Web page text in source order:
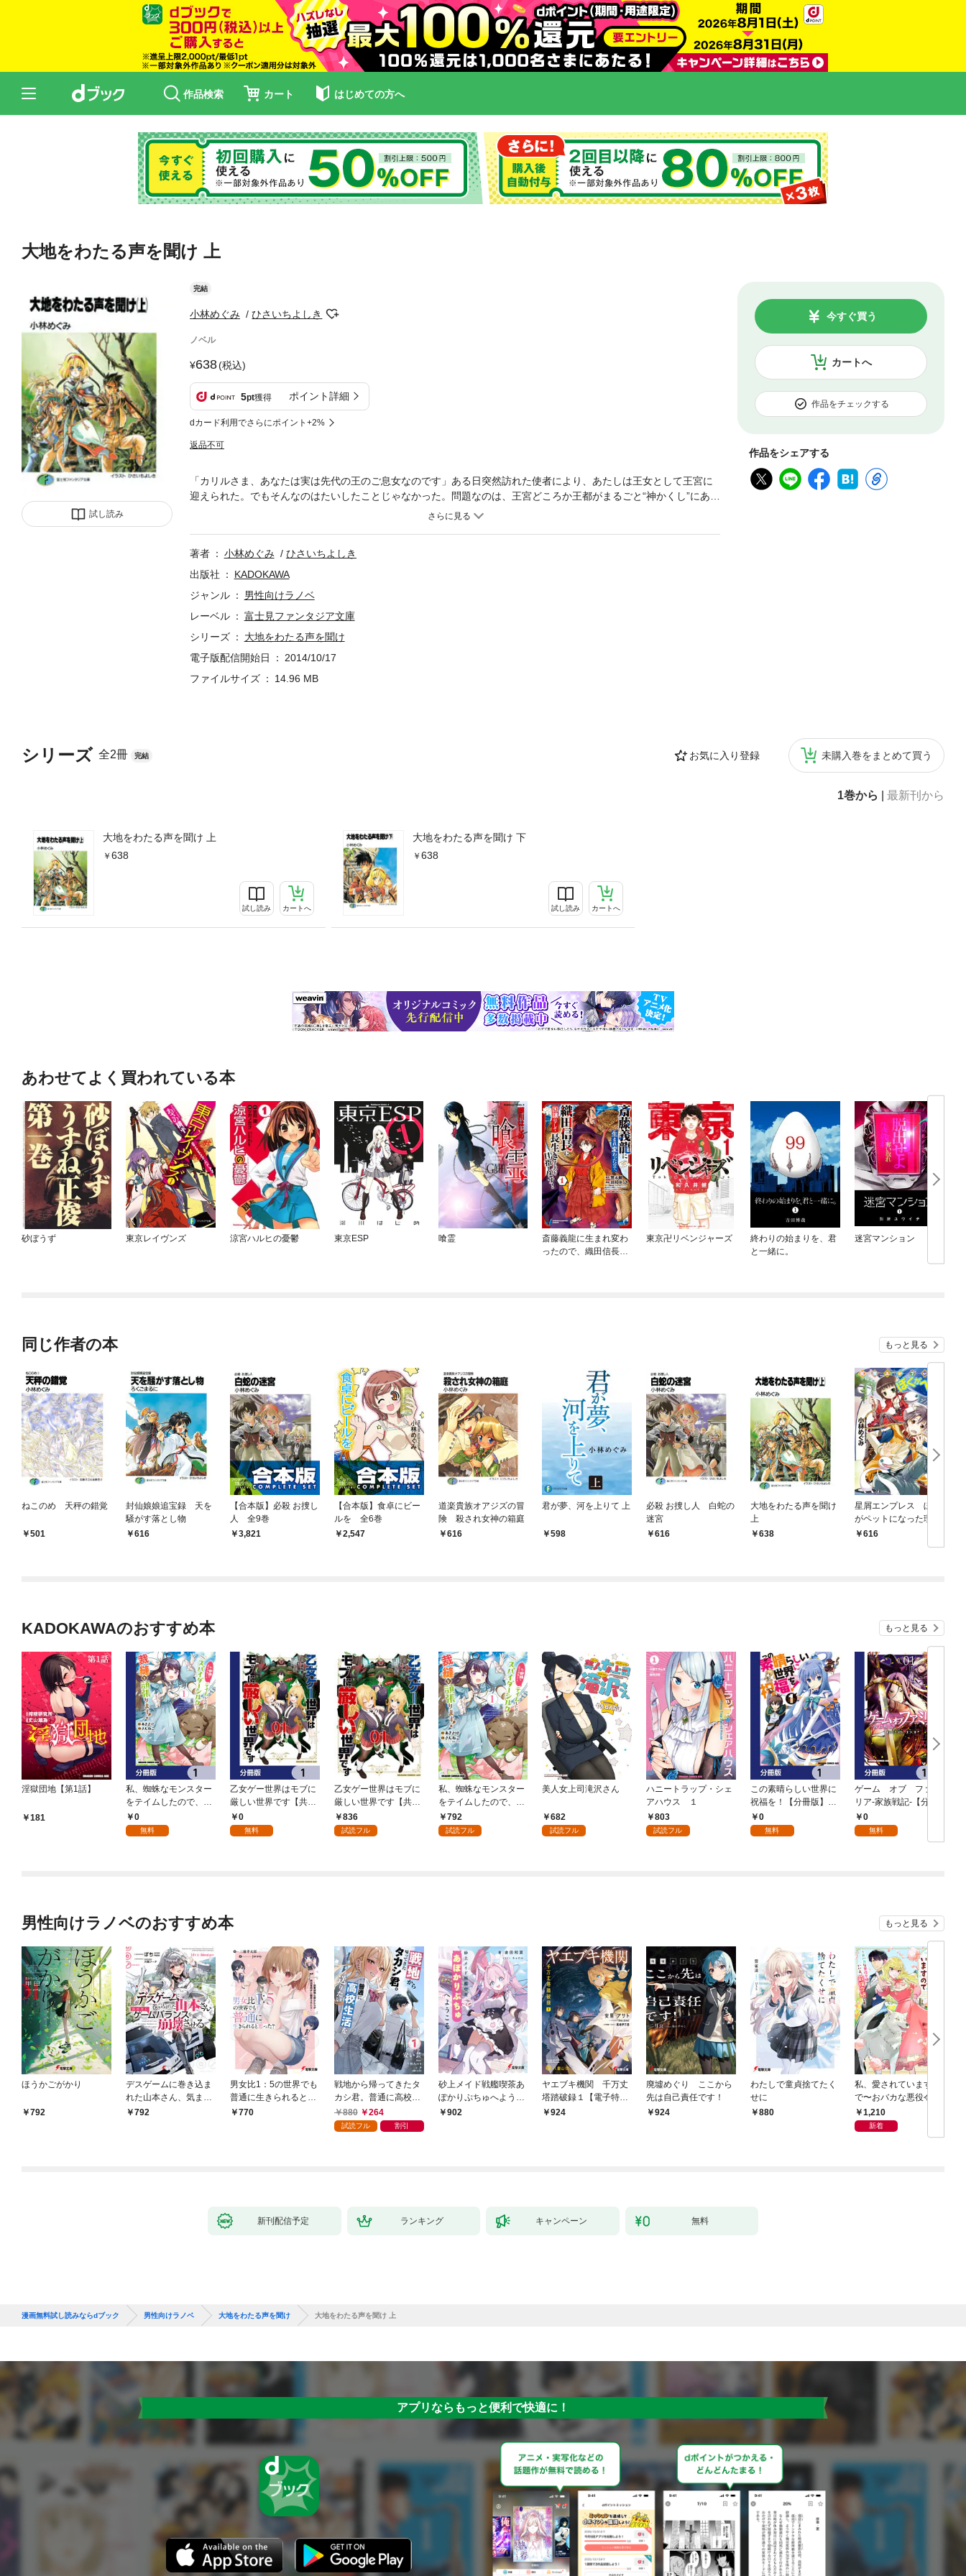
作品検索 カート はじめての方へ
大地をわたる声を聞け 上
試し読み
完結
小林めぐみ ひさいちよしき
ノベル
638(税込)
5pt獲得 ポイント詳細
dカード利用でさらにポイント+2%
返品不可
カートへ
今すぐ買う
作品をチェックする
作品をシェアする
シリーズ 全2冊 完結 お気に入り登録 未購入巻をまとめて買う
1巻から 最新刊から
大地をわたる声を聞け 上
638
試し読み カートへ
大地をわたる声を聞け 下
638
試し読み カートへ
「カリルさま、あなたは実は先代の王のご息女なのです」ある日突然訪れた使者により、あたしは王女として王宮に
迎えられた。でもそんなのはたいしたことじゃなかった。問題なのは、王宮どころか王都がまるごと“神かくし”にあっ
てしまったことだ―最愛の義妹ごと。義妹をとりもどすため、あたしの旅は始まった。途中知り合ったバトリー、エ
『君が夢、河を上りて』につづいて贈る、成熟のキラメキ・ファンタジー。
著者 小林めぐみ
ひさいちよしき
出版社
KADOKAWA
ジャンル
男性向けラノベ
レーベル
富士見ファンタジア文庫
シリーズ
大地をわたる声を聞け
電子版配信開始日
2014/10/17
ファイルサイズ
14.96 MB
あわせてよく買われている本
砂ぼうず 東京レイヴンズ 涼宮ハルヒの憂鬱 東京ESP 喰霊
斎藤義龍に生まれ変わ
ったので、織田信長に
東京卍リベンジャーズ
終わりの始まりを、君
と一緒に。
迷宮マンション
同じ作者の本 もっと見る
ねこのめ 天秤の錯覚
501
封仙娘娘追宝録 天を
騒がす落とし物
616
【合本版】必殺 お捜し
人 全9巻
3,821
【合本版】食卓にビー
ルを 全6巻
2,547
道楽貴族オアジズの冒
険 殺され女神の箱庭
616
君が夢、河を上りて 上
598
必殺 お捜し人 白蛇の
迷宮
616
大地をわたる声を聞け
上
638
星屑エンプレス ぼく
がペットになった理由
616
KADOKAWAのおすすめ本 もっと見る
淫獄団地【第1話】
181
私、蜘蛛なモンスター
をテイムしたので、ス
パイダーシルクで裁縫
を頑張ります！【分冊
0
無料
乙女ゲー世界はモブに
厳しい世界です【共和
国編】【分冊版】 1
0
無料
乙女ゲー世界はモブに
厳しい世界です【共和
国編】 ０１
836
試読フル
私、蜘蛛なモンスター
をテイムしたので、ス
パイダーシルクで裁縫
を頑張ります！ 1
792
試読フル
美人女上司滝沢さん
682
試読フル
ハニートラップ・シェ
アハウス １
803
試読フル
この素晴らしい世界に
祝福を！【分冊版】
1 0
無料
ゲーム オブ ファミ
リア-家族戦記-【分冊
版】 1
0
無料
男性向けラノベのおすすめ本 もっと見る
ほうかごがかり
792
デスゲームに巻き込ま
れた山本さん、気まま
にゲームバランスを崩
792
男女比1：5の世界でも
普通に生きられると思
った？ ～激重感情な
770
戦地から帰ってきたタ
カシ君。普通に高校生
活を送りたい【電子版
特典付】１
880 264
試読フル 割引
砂上メイド戦艦喫茶あ
ぽかりぷちゅへようこ
そ902
ヤエブキ機関 千万丈
塔踏破録１【電子特別
版】924
廃墟めぐり ここから
先は自己責任です！
924
わたしで童貞捨てたく
せに
880
私、愛されていますの
で〜おバカな悪役令
嬢？いいえ、最強令嬢
です〜
1,210
新着
新刊配信予定 ランキング キャンペーン 無料
漫画無料試し読みならdブック 男性向けラノベ 大地をわたる声を聞け 大地をわたる声を聞け 上
アプリならもっと便利で快適に！